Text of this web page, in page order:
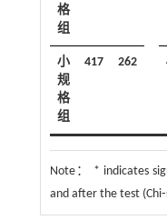
格
组
小
规
格
组
417 262
Note：
* indicates
and after the test